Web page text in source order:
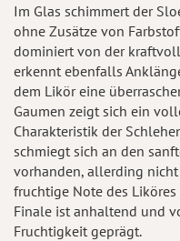
Im Glas schimmert der
ohne Zusätze von
dominiert von der
erkennt ebenfalls
dem Likör eine
Gaumen zeigt sich ein
Charakteristik der
schmiegt sich an den
vorhanden, allerding
fruchtige Note des
Finale ist anhaltend und
Fruchtigkeit geprägt.